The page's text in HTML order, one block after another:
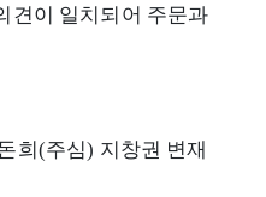
견이 일치되어 주문과
희(주심) 지창권 변재